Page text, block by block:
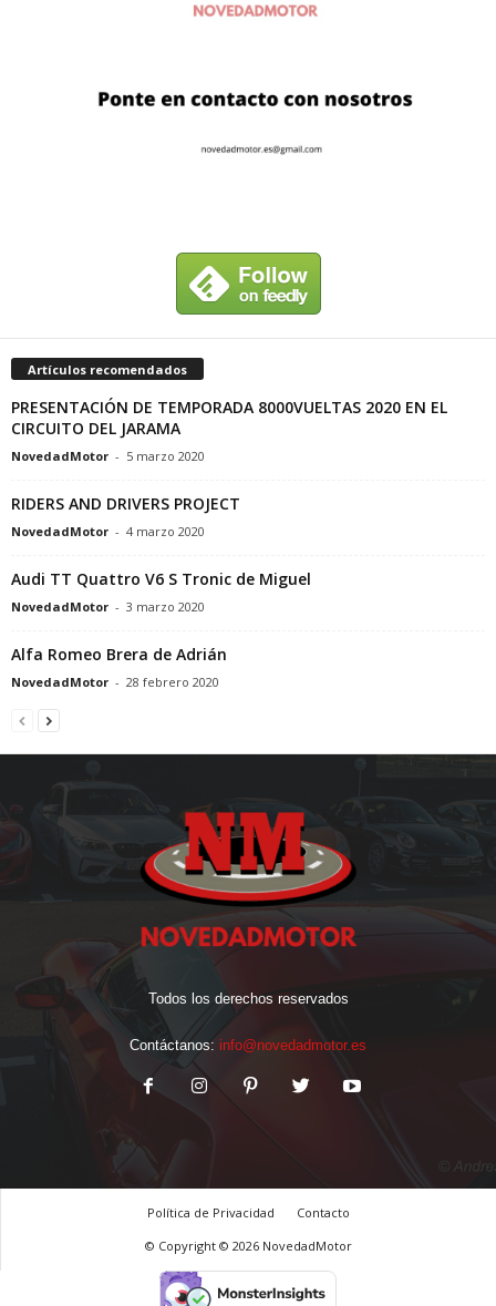
Artículos recomendados
PRESENTACIÓN DE TEMPORADA 8000VUELTAS 2020 EN EL
CIRCUITO DEL JARAMA
NovedadMotor - 5 marzo 2020
RIDERS AND DRIVERS PROJECT
NovedadMotor - 4 marzo 2020
Audi TT Quattro V6 S Tronic de Miguel
NovedadMotor - 3 marzo 2020
Alfa Romeo Brera de Adrián
NovedadMotor - 28 febrero 2020
Todos los derechos reservados
Contáctanos: info@novedadmotor.es
Política de Privacidad
Contacto
© Copyright © 2026 NovedadMotor